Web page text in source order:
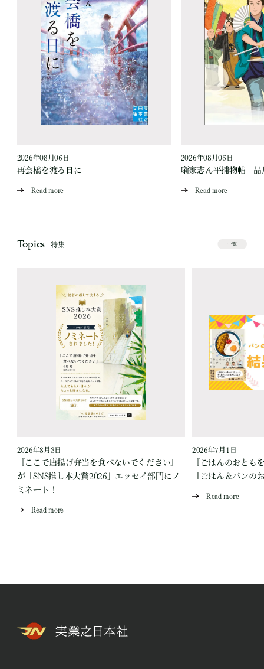
2026年08月06日
再会橋を渡る日に
Read more
2026年08月06日
噺家志ん平捕物帖 品
Read more
Topics 特集 一覧
2026年8月3日
『ここで唐揚げ弁当を食べないでください』
が「SNS推し本大賞2026」エッセイ部門にノ
ミネート！
Read more
2026年7月1日
『ごはんのおとも
「ごはん＆パンの
Read more